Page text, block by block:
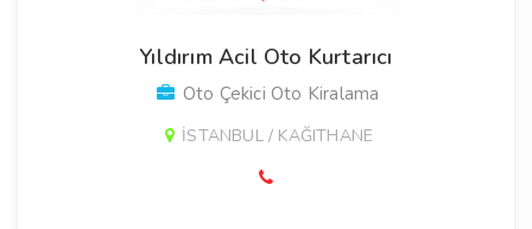
Yıldırım Acil Oto Kurtarıcı
Oto Çekici Oto Kiralama
İSTANBUL / KAĞITHANE